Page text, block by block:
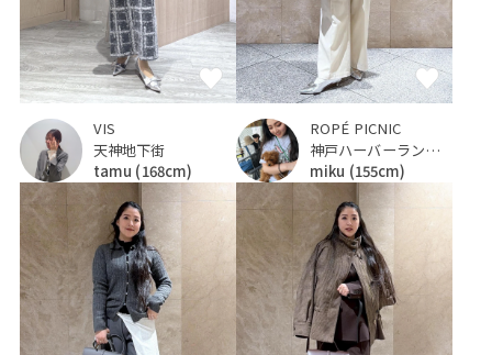
VIS
天神地下街
tamu (168cm)
ROPÉ PICNIC
神戸ハーバーランドumie
miku (155cm)